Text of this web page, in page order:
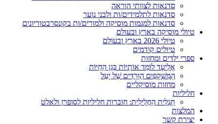
סדנאות לצוותי הוראה
סדנאות לתלמידים/ות ולבני נוער
סדנאות למגמות מוסיקה ולמורים/ות בקונסרבטוריונים
טיולי מוסיקה בארץ ובעולם
טיולי 2026 בארץ ובעולם
טיולים קודמים
ספרי ילדים ומחזות
אֱלִיעָד לוֹמֵד אוֹתִיּוֹת בְּגַן הַחַיּוֹת
הַמִּשְׁקָפַיִם הַוְּרֻדִּים שֶׁל יָעֵל
מחזות מוסיקליים
חליליות
תַּגְלִית הַחֲלִילִית: חוברות חליליות לסופרן ולאלט
המלצות
יצירת קשר